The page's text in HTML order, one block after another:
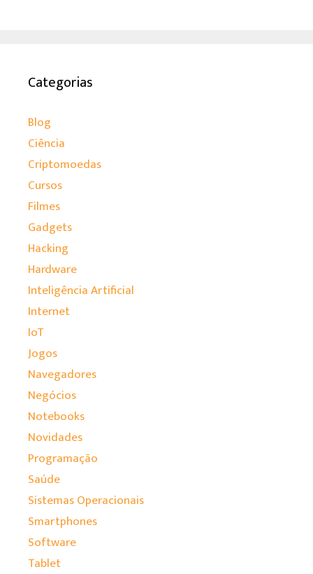
Categorias
Blog
Ciência
Criptomoedas
Cursos
Filmes
Gadgets
Hacking
Hardware
Inteligência Artificial
Internet
IoT
Jogos
Navegadores
Negócios
Notebooks
Novidades
Programação
Saúde
Sistemas Operacionais
Smartphones
Software
Tablet